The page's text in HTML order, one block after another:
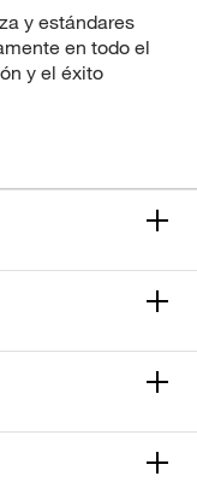
y estándares
en todo el
y el éxito